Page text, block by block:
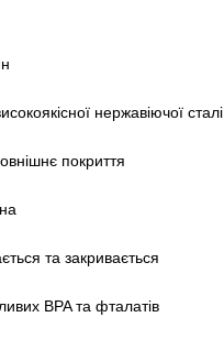
нержавіючої
покриття
та закривається
BPA та фталатів